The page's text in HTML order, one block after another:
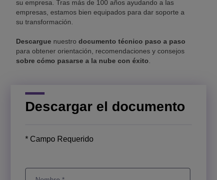
su empresa. Tras más de 100 años ayudando a las
empresas, estamos bien equipados para dar soporte a
su transformación.
Descargue nuestro documento técnico paso a paso
para obtener orientación, recomendaciones y consejos
sobre cómo pasarse a la nube con éxito
Descargar el documento
* Campo Requerido